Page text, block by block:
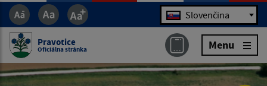
Jazyk Slovenčina
Pravotice
Oficiálna stránka Menu